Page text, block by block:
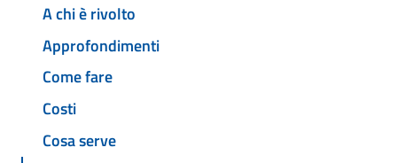
A chi è rivolto
Approfondimenti
Come fare
Costi
Cosa serve